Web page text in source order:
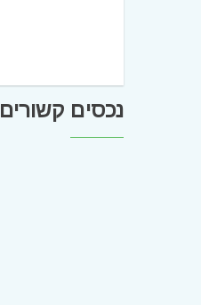
נכסים קשורים